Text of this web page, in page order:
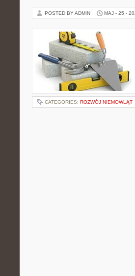
POSTED BY ADMIN MAJ - 25 -
CATEGORIES: ROZWÓJ NIEMOWLĄT